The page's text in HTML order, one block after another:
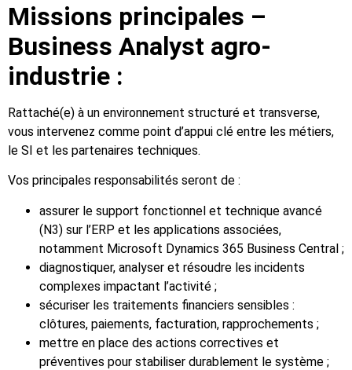
Missions principales –
Business Analyst agro-
industrie :
Rattaché(e) à un environnement structuré et transverse,
vous intervenez comme point d’appui clé entre les métiers,
le SI et les partenaires techniques.
Vos principales responsabilités seront de :
assurer le support fonctionnel et technique avancé
(N3) sur l’ERP et les applications associées,
notamment Microsoft Dynamics 365 Business Central ;
diagnostiquer, analyser et résoudre les incidents
complexes impactant l’activité ;
sécuriser les traitements financiers sensibles :
clôtures, paiements, facturation, rapprochements ;
mettre en place des actions correctives et
préventives pour stabiliser durablement le système ;